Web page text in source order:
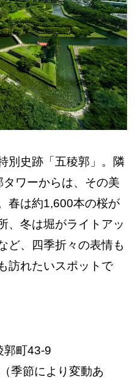
別史跡「五稜郭」。隣
ワーからは、その美
春は約1,600本の桜が
、冬は堀がライトアッ
ど、四季折々の表情も
訪れたいスポットで
郭町43-9
季節により変動あ